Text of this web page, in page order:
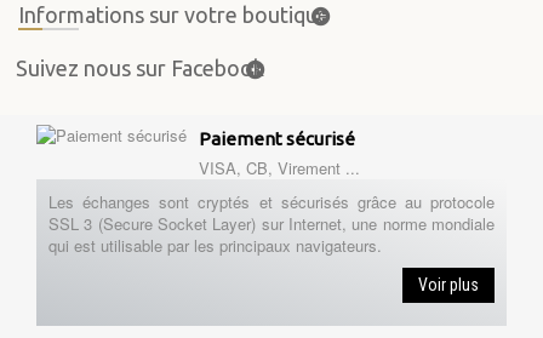
Informations sur votre boutique
Suivez nous sur Facebook
Paiement sécurisé
VISA, CB, Virement ...
Les échanges sont cryptés et sécurisés grâce au protocole
SSL 3 (Secure Socket Layer) sur Internet, une norme mondiale
qui est utilisable par les principaux navigateurs.
Voir plus